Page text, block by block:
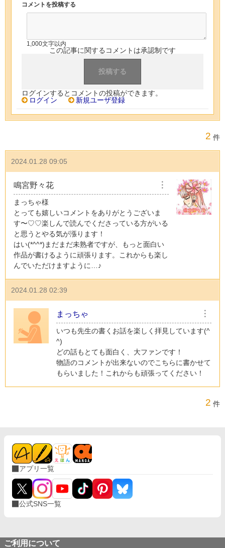
コメントを投稿する
1,000文字以内
この記事に関するコメントは承認制です
ログインするとコメントの投稿ができます。
ログイン
新規ユーザ登録
2 件
2024.01.28 09:05
鳴宮野々花 ︙
まっちゃ様
とっても嬉しいコメントをありがとうございま
す〜♡♡楽しんで読んでくださっている方がいる
と思うとやる気が漲ります！
はい(*^^*)まだまだ未熟者ですが、もっと面白い
作品が書けるように頑張ります。これからも楽し
んでいただけますように…♪
2024.01.28 02:39
まっちゃ ︙
いつも先生の書くお話を楽しく拝見しています(^
^)
どの話もとても面白く、大ファンです！
物語のコメントが出来ないのでこちらに書かせて
もらいました！これからも頑張ってください！
2 件
アプリ一覧
公式SNS一覧
ご利用について